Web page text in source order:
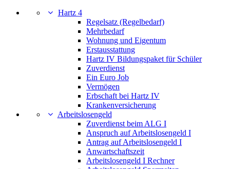
Hartz 4
Regelsatz (Regelbedarf)
Mehrbedarf
Wohnung und Eigentum
Erstausstattung
Hartz IV Bildungspaket für Schüler
Zuverdienst
Ein Euro Job
Vermögen
Erbschaft bei Hartz IV
Krankenversicherung
Arbeitslosengeld
Zuverdienst beim ALG I
Anspruch auf Arbeitslosengeld I
Antrag auf Arbeitslosengeld I
Anwartschaftszeit
Arbeitslosengeld I Rechner